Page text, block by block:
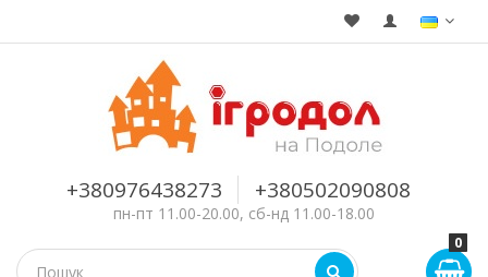
+380976438273 +380502090808
пн-пт 11.00-20.00, сб-нд 11.00-18.00
0